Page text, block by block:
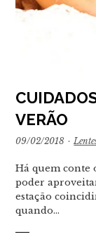
VERÃO
09/02/2018 ·
Há quem conte
poder
estação
quando…